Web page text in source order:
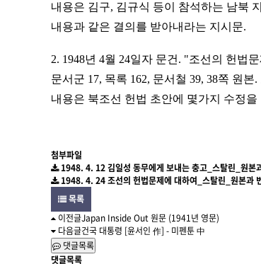
내용은 김구, 김규식 등이 참석하는 남북
내용과 같은 결의를 받아내라는 지시문.
2. 1948년 4월 24일자 문건. "조선의 헌법
문서군 17, 목록 162, 문서철 39, 38쪽 원
내용은 북조선 헌법 초안에 몇가지 수정
첨부파일
1948. 4. 12 김일성 동무에게 보내는 충고_스탈린_원
1948. 4. 24 조선의 헌법문제에 대하여_스탈린_원본과
목록
이전글Japan Inside Out 원문 (1941년 영문)
다음글건국 대통령 [윤서인 作] - 미펜툰 中
댓글목록
댓글목록